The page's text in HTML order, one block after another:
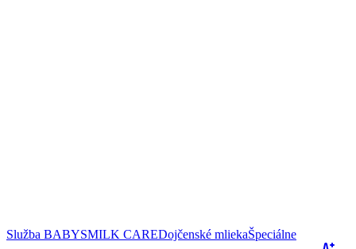
Služba BABYSMILK CAREDojčenské mliekaŠpeciálne